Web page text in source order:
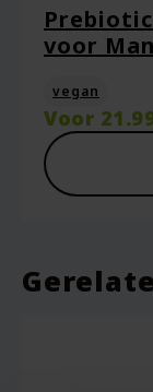
voor
vegan
Voor